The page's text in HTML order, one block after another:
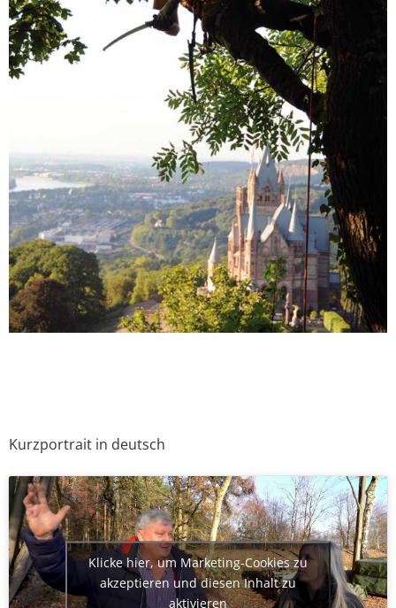
Kurzportrait in deutsch
Klicke hier, um Marketing-Cookies zu
akzeptieren und diesen Inhalt zu
aktivieren